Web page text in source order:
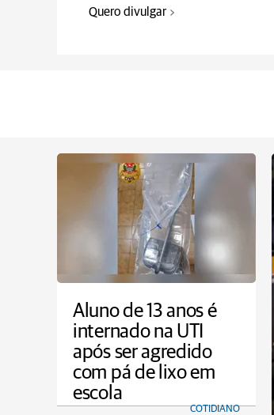
Quero divulgar
Aluno de 13 anos é
internado na UTI
após ser agredido
com pá de lixo em
escola
COTIDIANO